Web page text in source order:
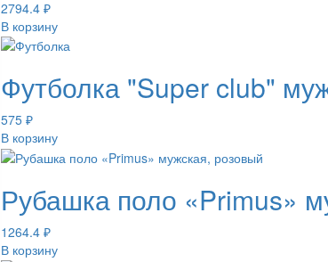
2794.4 ₽
В корзину
Футболка "Super club"
575 ₽
В корзину
Рубашка поло «Primus»
1264.4 ₽
В корзину